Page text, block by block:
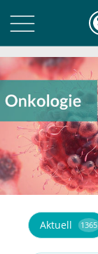
Aktuell 1365